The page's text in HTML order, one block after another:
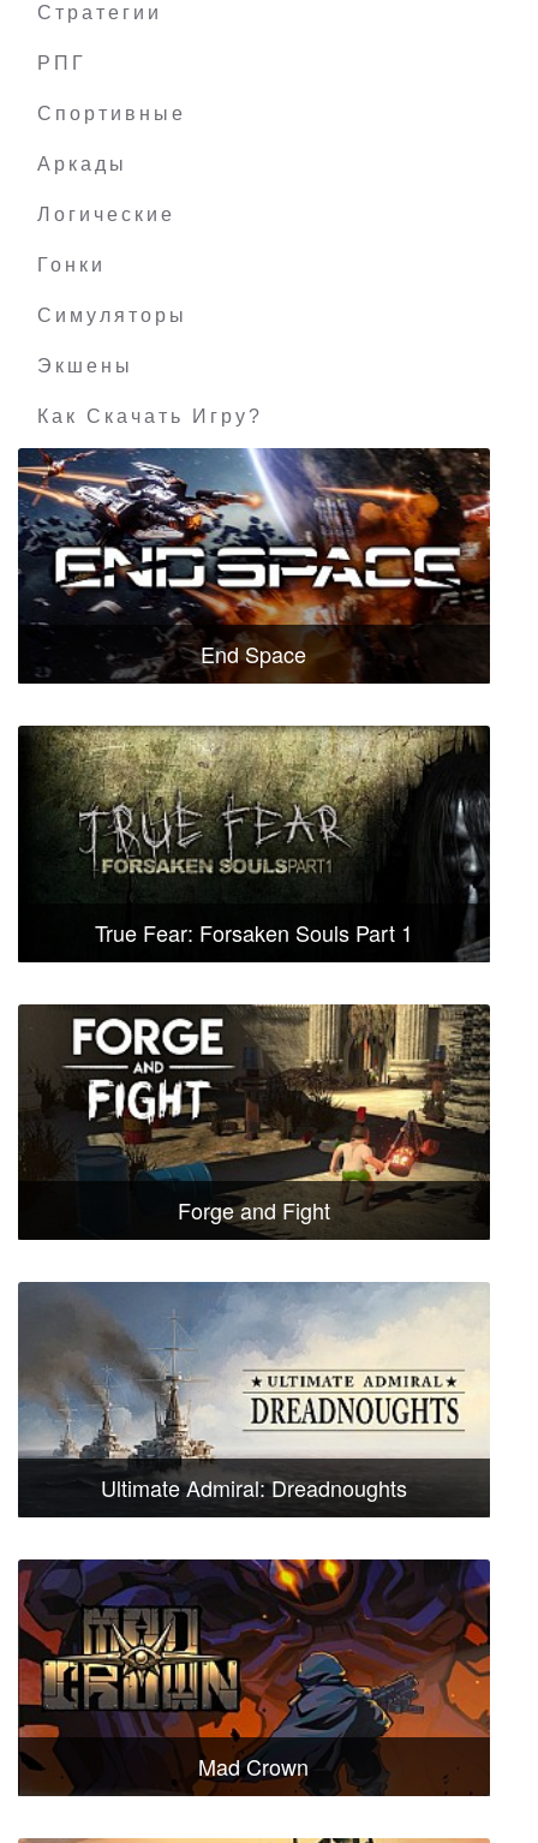
Стратегии
РПГ
Спортивные
Аркады
Логические
Гонки
Симуляторы
Экшены
Как Скачать Игру?
End Space
True Fear: Forsaken Souls Part 1
Forge and Fight
Ultimate Admiral: Dreadnoughts
Mad Crown